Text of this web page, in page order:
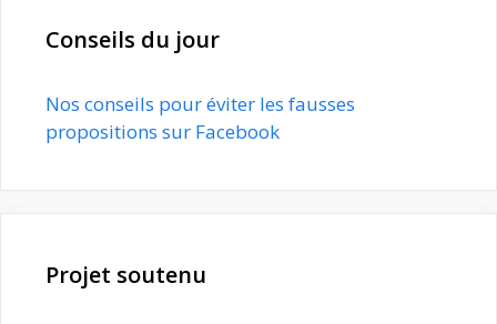
Conseils du jour
Nos conseils pour éviter les fausses
propositions sur Facebook
Projet soutenu